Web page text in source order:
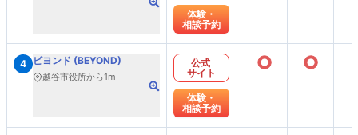
体験・
相談予約
4 ビヨンド (BEYOND)
越谷市役所から1m
公式
サイト
体験・
相談予約
○ ○